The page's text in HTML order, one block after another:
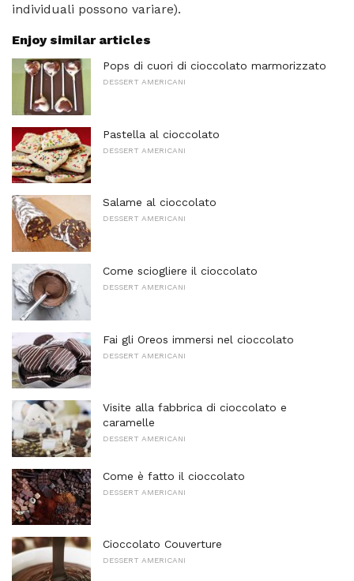
individuali possono variare).
Enjoy similar articles
Pops di cuori di cioccolato marmorizzato
DESSERT AMERICANI
Pastella al cioccolato
DESSERT AMERICANI
Salame al cioccolato
DESSERT AMERICANI
Come sciogliere il cioccolato
DESSERT AMERICANI
Fai gli Oreos immersi nel cioccolato
DESSERT AMERICANI
Visite alla fabbrica di cioccolato e
caramelle
DESSERT AMERICANI
Come è fatto il cioccolato
DESSERT AMERICANI
Cioccolato Couverture
DESSERT AMERICANI